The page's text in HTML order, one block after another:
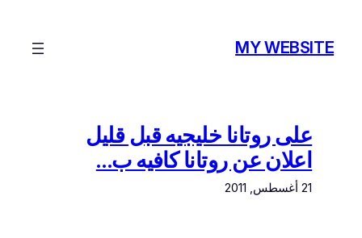
المحتوى
MY WEBSITE
على روتانا خليجيه قبل قليل
اعلان عن روتانا كافيه ب…
21 أغسطس, 2011